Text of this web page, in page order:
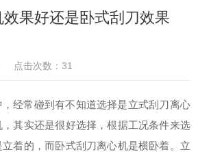
果好还是卧式刮刀效果
点击次数：31
经常碰到有不知道选择是立式刮刀离心
其实还是很好选择，根据工况条件来选
着的，而卧式刮刀离心机是横卧着。立